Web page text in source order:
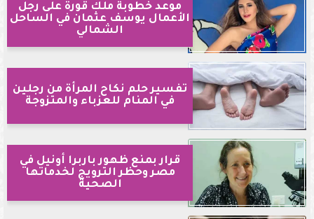
موعد خطوبة ملك قورة على رجل
الأعمال يوسف عثمان في الساحل
الشمالي
تفسير حلم نكاح المرأة من رجلين
في المنام للعزباء والمتزوجة
قرار بمنع ظهور باربرا أونيل في
مصر وحظر الترويج لخدماتها
الصحية